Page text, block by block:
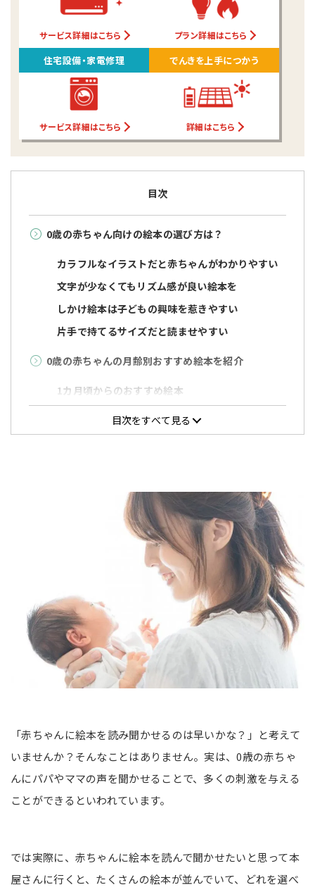
サービス詳細はこちら プラン詳細はこちら
住宅設備・家電修理
サービス詳細はこちら
でんきを上手につかう
詳細はこちら
目次
0歳の赤ちゃん向けの絵本の選び方は？
カラフルなイラストだと赤ちゃんがわかりやすい
文字が少なくてもリズム感が良い絵本を
しかけ絵本は子どもの興味を惹きやすい
片手で持てるサイズだと読ませやすい
0歳の赤ちゃんの月齢別おすすめ絵本を紹介
1カ月頃からのおすすめ絵本
「じゃあじゃあびりびり」
「もこ もこもこ」
「なーんだなんだ」
「まるさんかくぞう」
「 いっしょにあそぼ しましまぐるぐる」
6カ月頃からのおすすめ絵本
「おつきさまこんばんは」
「いないいないばあ」
「くっついた」
8カ月頃からのおすすめ絵本
「だるまさんが」
「がたん ごとん がたん ごとん」
赤ちゃんの絵本に関してのQ&A
目次をすべて見る
「赤ちゃんに絵本を読み聞かせるのは早いかな？」と考えて
いませんか？そんなことはありません。実は、0歳の赤ちゃ
んにパパやママの声を聞かせることで、多くの刺激を与える
ことができるといわれています。
では実際に、赤ちゃんに絵本を読んで聞かせたいと思って本
屋さんに行くと、たくさんの絵本が並んでいて、どれを選べ